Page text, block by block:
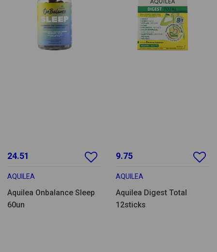
24.51
AQUILEA
Aquilea Onbalance Sleep
60un
9.75
AQUILEA
Aquilea Digest Total
12sticks